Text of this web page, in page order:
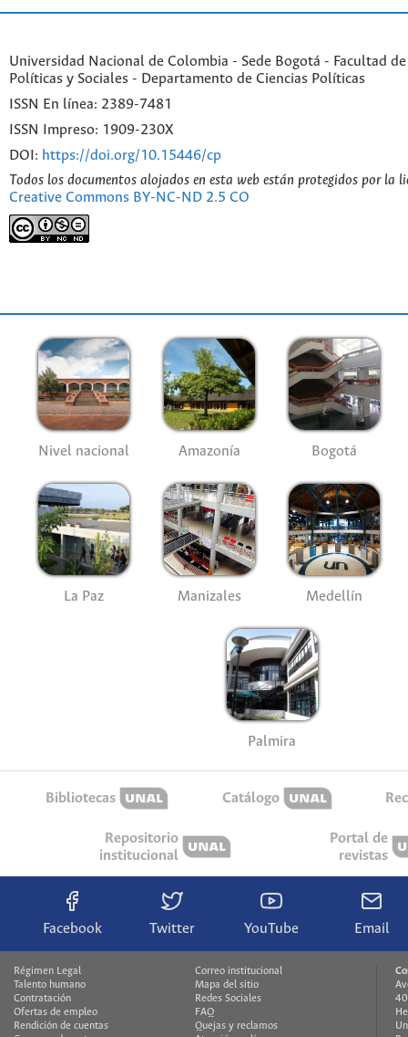
Universidad Nacional de Colombia - Sede Bogotá - Facultad
Políticas y Sociales - Departamento de Ciencias Políticas
ISSN En línea: 2389-7481
ISSN Impreso: 1909-230X
DOI: https://doi.org/10.15446/cp
Todos los documentos alojados en esta web están protegidos por la
Creative Commons BY-NC-ND 2.5 CO
Nivel nacional Amazonía Bogotá
La Paz Manizales Medellín
Palmira
Bibliotecas Catálogo
Repositorio
institucional
Portal de
revistas
Facebook Twitter YouTube Email
Régimen Legal
Talento humano
Contratación
Ofertas de empleo
Rendición de cuentas
Correo institucional
Mapa del sitio
Redes Sociales
FAQ
Quejas y reclamos